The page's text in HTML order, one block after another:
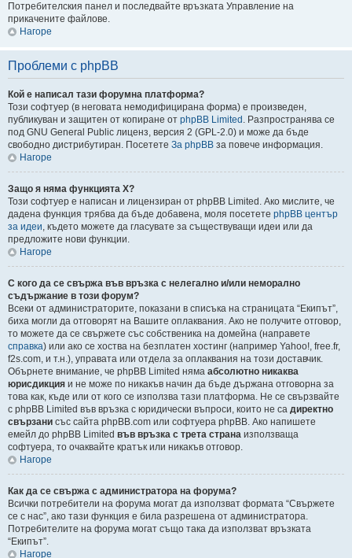
Потребителския панел и последвайте връзката Управление на
прикачените файлове.
Нагоре
Проблеми с phpBB
Кой е написал тази форумна платформа?
Този софтуер (в неговата немодифицирана форма) е произведен,
публикуван и защитен от копиране от phpBB Limited . Разпространява се
под GNU General Public лиценз, версия 2 (GPL-2.0) и може да бъде
свободно дистрибутиран. Посетете За phpBB за повече информация.
Нагоре
Защо я няма функцията X?
Този софтуер е написан и лицензиран от phpBB Limited. Ако мислите, че
дадена функция трябва да бъде добавена, моля посетете phpBB център
за идеи, където можете да гласувате за съществуващи идеи или да
предложите нови функции.
Нагоре
С кого да се свържа във връзка с нелегално и/или неморално
съдържание в този форум?
Всеки от администраторите, показани в списъка на страницата “Екипът”,
биха могли да отговорят на Вашите оплаквания. Ако не получите отговор,
то можете да се свържете със собственика на домейна (направете
справка) или ако се хоства на безплатен хостинг (например Yahoo!, free.fr,
f2s.com, и т.н.), управата или отдела за оплаквания на този доставчик.
Обърнете внимание, че phpBB Limited няма абсолютно никаква
юрисдикция и не може по никакъв начин да бъде държана отговорна за
това как, къде или от кого се използва тази платформа. Не се свързвайте
с phpBB Limited във връзка с юридически въпроси, които не са директно
свързани със сайта phpBB.com или софтуера phpBB. Ако напишете
емейл до phpBB Limited във връзка с трета страна използваща
софтуера, то очаквайте кратък или никакъв отговор.
Нагоре
Как да се свържа с администратора на форума?
Всички потребители на форума могат да използват формата “Свържете
се с нас”, ако тази функция е била разрешена от администратора.
Потребителите на форума могат също така да използват връзката
“Екипът”.
Нагоре